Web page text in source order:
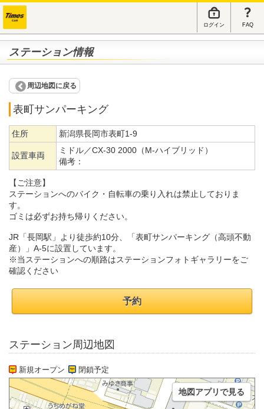
ログイン FAQ
ステーション情報
周辺地図に戻る
表町サンパーキング
住所 新潟県長岡市表町1-9
設置車両
ミドル／CX-30 2000（M-ハイブリッド）
備考：
【ご注意】
ステーションへのバイク・自転車の乗り入れは禁止しておりま
す。
ゴミは必ずお持ち帰りください。
JR「長岡駅」より徒歩約10分、「表町サンパーキング（高頭不動
産）」A-5に設置しています。
※当ステーションへの順路はステーションフォトギャラリーをご
確認ください
予約
ステーション周辺地図
新規オープン 閉鎖予定
地図アプリで見る